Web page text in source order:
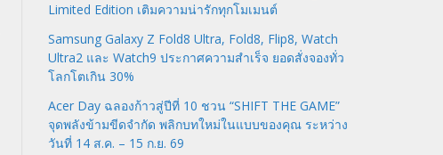
Limited Edition เติมความน่ารักทุกโมเมนต์
Samsung Galaxy Z Fold8 Ultra, Fold8, Flip8, Watch
Ultra2 และ Watch9 ประกาศความสำเร็จ ยอดสั่งจองทั่ว
โลกโตเกิน 30%
Acer Day ฉลองก้าวสู่ปีที่ 10 ชวน “SHIFT THE GAME”
จุดพลังข้ามขีดจำกัด พลิกบทใหม่ในแบบของคุณ ระหว่าง
วันที่ 14 ส.ค. – 15 ก.ย. 69